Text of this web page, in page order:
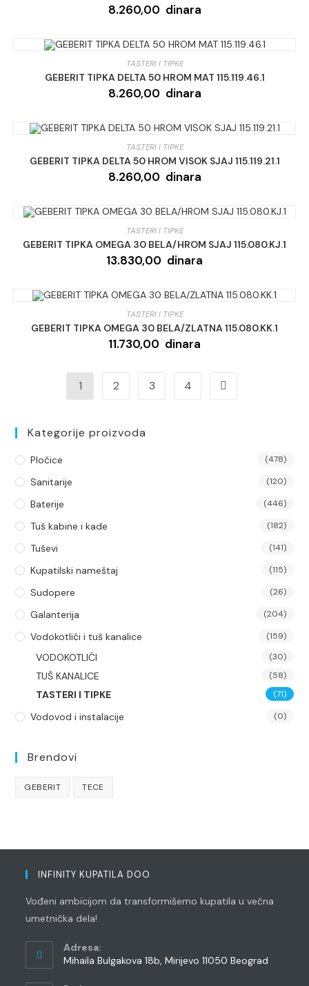
8.260,00 dinara
TASTERI I TIPKE
GEBERIT TIPKA DELTA 50 HROM MAT 115.119.46.1
8.260,00 dinara
TASTERI I TIPKE
GEBERIT TIPKA DELTA 50 HROM VISOK SJAJ 115.119.21.1
8.260,00 dinara
TASTERI I TIPKE
GEBERIT TIPKA OMEGA 30 BELA/HROM SJAJ 115.080.KJ.1
13.830,00 dinara
TASTERI I TIPKE
GEBERIT TIPKA OMEGA 30 BELA/ZLATNA 115.080.KK.1
11.730,00 dinara
1 2 3 4
Kategorije proizvoda
Pločice (478)
Sanitarije (120)
Baterije (446)
Tuš kabine i kade (182)
Tuševi (141)
Kupatilski nameštaj (115)
Sudopere (26)
Galanterija (204)
Vodokotlići i tuš kanalice (159)
VODOKOTLIĆI (30)
TUŠ KANALICE (58)
TASTERI I TIPKE (71)
Vodovod i instalacije (0)
Brendovi
GEBERIT TECE
INFINITY KUPATILA DOO
Vođeni ambicijom da transformišemo kupatila u večna
umetnička dela!
Adresa:
Mihaila Bulgakova 18b, Mirijevo 11050 Beograd